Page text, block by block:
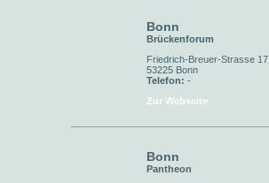
Bonn
Brückenforum
Friedrich-Breuer-Strasse 17
53225 Bonn
Telefon: -
Zur Webseite
Bonn
Pantheon